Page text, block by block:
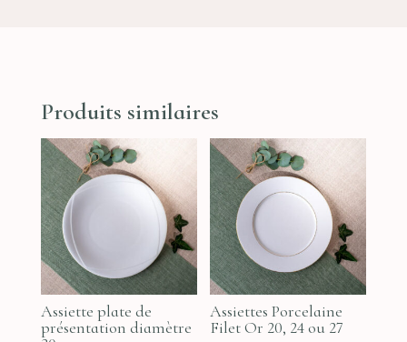
Produits similaires
Assiette plate de
présentation diamètre
Assiettes Porcelaine
Filet Or 20, 24 ou 27